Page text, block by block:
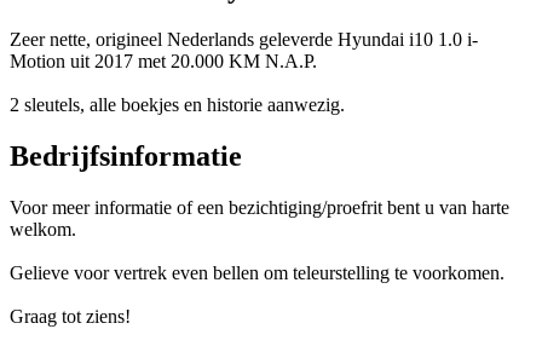
Zeer nette, origineel Nederlands geleverde Hyundai i10 1.0 i-
Motion uit 2017 met 20.000 KM N.A.P.
2 sleutels, alle boekjes en historie aanwezig.
Bedrijfsinformatie
Voor meer informatie of een bezichtiging/proefrit bent u van harte
welkom.
Gelieve voor vertrek even bellen om teleurstelling te voorkomen.
Graag tot ziens!